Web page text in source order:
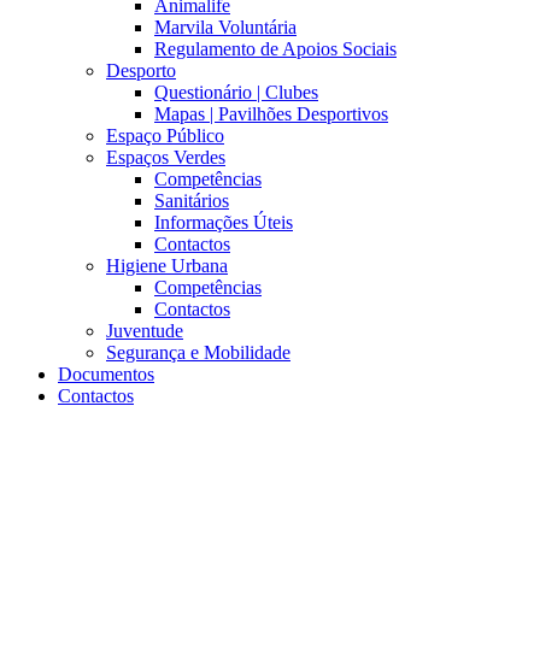
Animalife
Marvila Voluntária
Regulamento de Apoios Sociais
Desporto
Questionário | Clubes
Mapas | Pavilhões Desportivos
Espaço Público
Espaços Verdes
Competências
Sanitários
Informações Úteis
Contactos
Higiene Urbana
Competências
Contactos
Juventude
Segurança e Mobilidade
Documentos
Contactos